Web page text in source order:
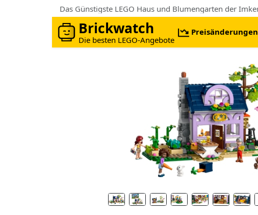
Brickwatch
Die besten LEGO-Angebote
Preisänderungen